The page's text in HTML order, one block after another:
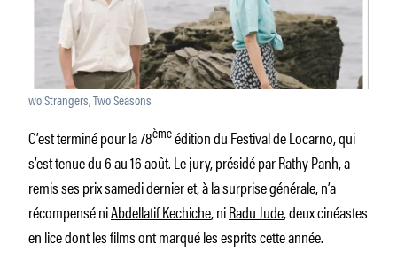
wo Strangers, Two Seasons
C’est terminé pour la 78èmeédition du Festival de Locarno, qui
s’est tenue du 6 au 16 août. Le jury, présidé par Rathy Panh, a
remis ses prix samedi dernier et, à la surprise générale, n’a
récompensé niAbdellatif Kechiche, niRadu Jude, deux cinéastes
en lice dont les films ont marqué les esprits cette année.